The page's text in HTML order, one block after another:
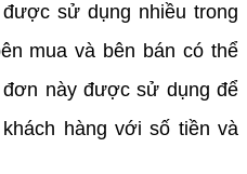
được sử dụng nhiều trong
mua và bên bán có thể
này được sử dụng để
hàng với số tiền và